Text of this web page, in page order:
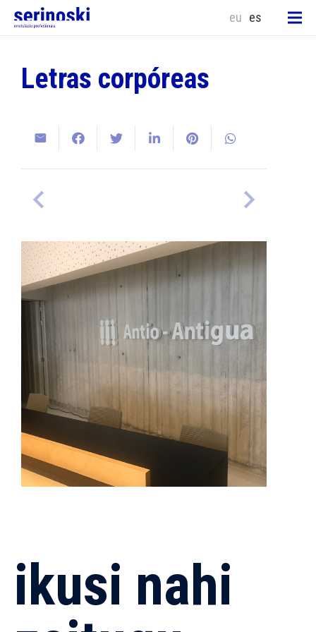
eu es
Letras corpóreas
ikusi nahi